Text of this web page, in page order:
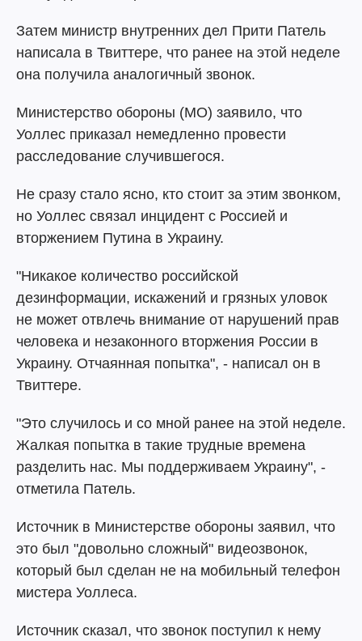
Затем министр внутренних дел Прити Патель
написала в Твиттере, что ранее на этой неделе
она получила аналогичный звонок.
Министерство обороны (МО) заявило, что
Уоллес приказал немедленно провести
расследование случившегося.
Не сразу стало ясно, кто стоит за этим звонком,
но Уоллес связал инцидент с Россией и
вторжением Путина в Украину.
"Никакое количество российской
дезинформации, искажений и грязных уловок
не может отвлечь внимание от нарушений прав
человека и незаконного вторжения России в
Украину. Отчаянная попытка", - написал он в
Твиттере.
"Это случилось и со мной ранее на этой неделе.
Жалкая попытка в такие трудные времена
разделить нас. Мы поддерживаем Украину", -
отметила Патель.
Источник в Министерстве обороны заявил, что
это был "довольно сложный" видеозвонок,
который был сделан не на мобильный телефон
мистера Уоллеса.
Источник сказал, что звонок поступил к нему